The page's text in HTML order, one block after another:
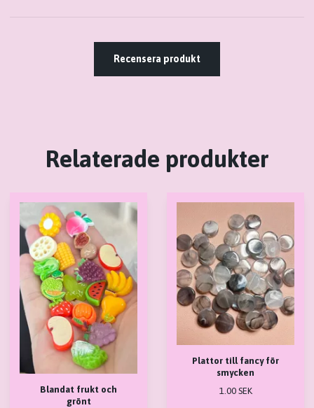
Recensera produkt
Relaterade produkter
Blandat frukt och
grönt
Plattor till fancy för
smycken
1.00 SEK